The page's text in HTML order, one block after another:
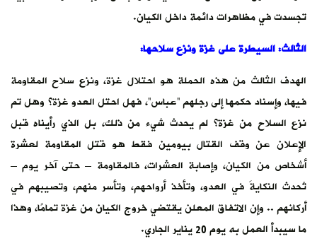
تجسدت في مظاهرات دائمة داخل الكيان.
الثالث: السيطرة على غزة ونزع سلاحها:
الهدف الثالث من هذه الحملة هو احتلال غزة، ونزع سلاح المقاومة
فيها، وإسناد حكمها إلى رجلهم “عباس”، فهل احتل العدو غزة؟ وهل تم
نزع السلاح من غزة؟ لم يحدث شيء من ذلك، بل الذي رأيناه قبل
الإعلان عن وقف القتال بيومين فقط هو قتل المقاومة لعشرة
أشخاص من الكيان، وإصابة العشرات، فالمقاومة – حتى آخر يوم –
تُحدث النكايةَ في العدو، وتأخذ أرواحهم، وتأسر منهم، وتصيبهم في
أركانهم .. وإن الاتفاق المعلن يقتضي خروج الكيان من غزة تمامًا، وهذا
ما سيبدأ العمل به يوم 20 يناير الجاري.